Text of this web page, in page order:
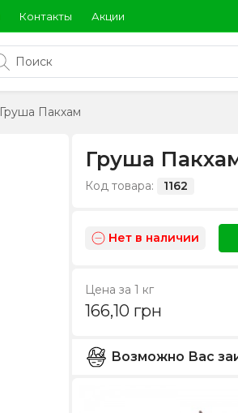
Контакты Акции
Груша Пакхам
Груша
Код товара: 1162
Нет в наличии
Цена за 1 кг
166,10 грн
Возможно Вас